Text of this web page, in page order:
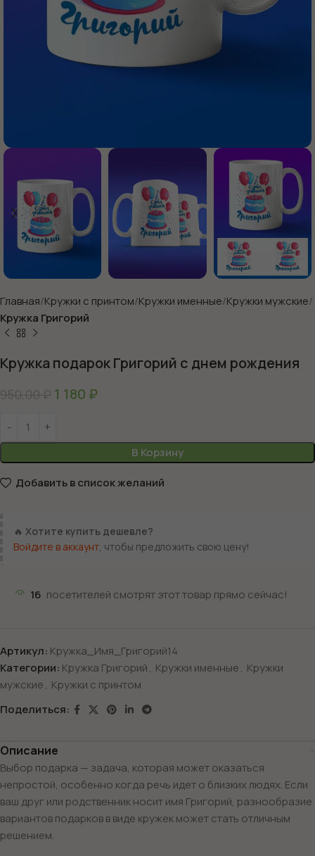
Главная Кружки с принтом Кружки именные Кружки мужские
Кружка Григорий
Кружка подарок Григорий с днем рождения
950,00₽ 1 180 ₽
В Корзину
Добавить в список желаний
🔥 Хотите купить дешевле?
Войдите в аккаунт , чтобы предложить свою цену!
16 посетителей смотрят этот товар прямо сейчас!
Артикул: Кружка_Имя_Григорий14
Категории: Кружка Григорий, Кружки именные, Кружки
мужские, Кружки с принтом
Поделиться:
Описание
Выбор подарка — задача, которая может оказаться
непростой, особенно когда речь идет о близких людях. Если
ваш друг или родственник носит имя Григорий, разнообразие
вариантов подарков в виде кружек может стать отличным
решением.